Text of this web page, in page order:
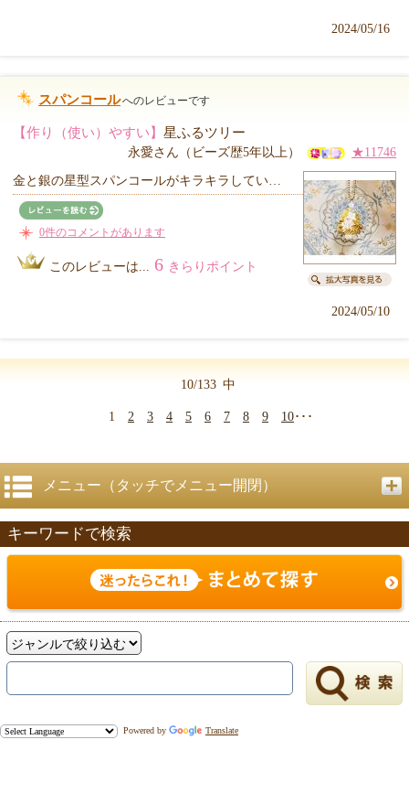
2024/05/16
スパンコールへのレビューです
【作り（使い）やすい】 星ふるツリー
永愛さん（ビーズ歴5年以上） ★11746
金と銀の星型スパンコールがキラキラしてい…
0件のコメントがあります
このレビューは... 6 きらりポイント
2024/05/10
10/133 中
1 2 3 4 5 6 7 8 9 10･･･
メニュー（タッチでメニュー開閉）
キーワードで検索
Powered by Translate